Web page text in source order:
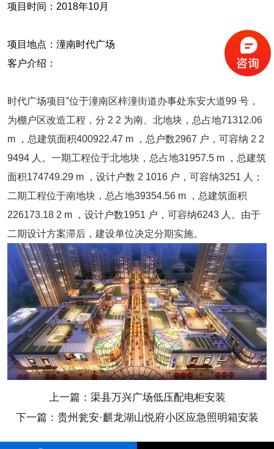
项目时间：2018年10月
项目地点：潼南时代广场
客户介绍：
时代广场项目”位于潼南区梓潼街道办事处东安大道99 号，
为棚户区改造工程，分 2 2 为南、北地块，总占地71312.06
m ，总建筑面积400922.47 m ，总户数2967 户，可容纳 2 2
9494 人。一期工程位于北地块，总占地31957.5 m ，总建筑
面积174749.29 m ，设计户数 2 1016 户，可容纳3251 人；
二期工程位于南地块，总占地39354.56 m ，总建筑面积
226173.18 2 m ，设计户数1951 户，可容纳6243 人。由于
二期设计方案滞后，建设单位决定分期实施。
上一篇：渠县万兴广场低压配电柜安装
下一篇：贵州瓮安·麒龙湖山悦府小区应急照明箱安装